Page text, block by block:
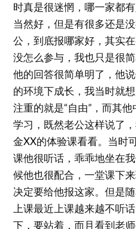
时真是很迷惘，哪一家都
当然好，但是有很多还是
公，到底报哪家好，其实
没怎么参与，我也只是很
他的回答很简单明了，他
的环境下成长，我当时就
注重的就是“自由”，而其
学习，既然老公这样说了
金XX的体验课看看。当时
课他很听话，乖乖地坐在
候他也很配合，一堂课下
决定要给他报这家。但是
上课最近上课越来越不听
下，要站着，而且看到老